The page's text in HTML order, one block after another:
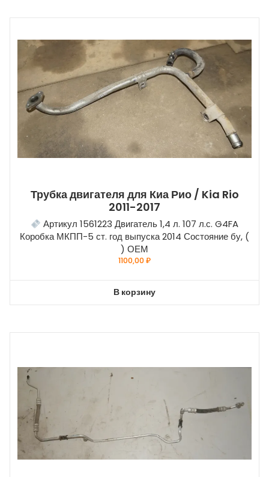
Трубка двигателя для Киа Рио / Kia Rio
2011-2017
Артикул 1561223 Двигатель 1,4 л. 107 л.с. G4FA
Коробка МКПП-5 ст. год выпуска 2014 Состояние бу, (
) ОЕМ
1100,00₽
В корзину